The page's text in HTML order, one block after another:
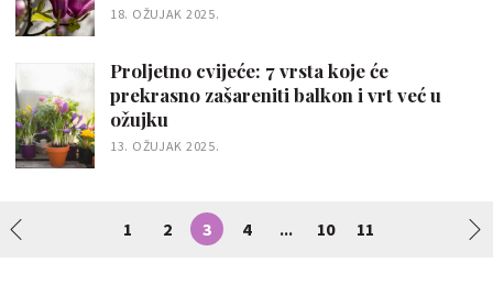
18. OŽUJAK 2025.
Proljetno cvijeće: 7 vrsta koje će
prekrasno zašareniti balkon i vrt već u
ožujku
13. OŽUJAK 2025.
1 2 3 4 ... 10 11